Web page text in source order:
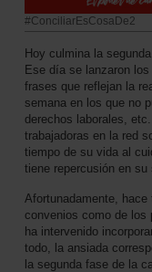
#ConciliarEsCosaDe2
Hoy culmina la
Ese día se lanzaron
frases que reflejan la
semana en los que no
derechos laborales,
trabajadoras en la red
tiempo de su vida al
tiene repercusión en
Afortunadamente,
convenios como de los
ha intervenido
todo, la ansiada
la segunda fase de la